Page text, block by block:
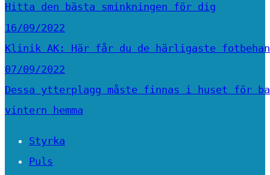
Hitta den bästa sminkningen för dig
16/09/2022
Klinik AK: Här får du de härligaste
07/09/2022
Dessa ytterplagg måste finnas i huset för
vintern hemma
Styrka
Puls